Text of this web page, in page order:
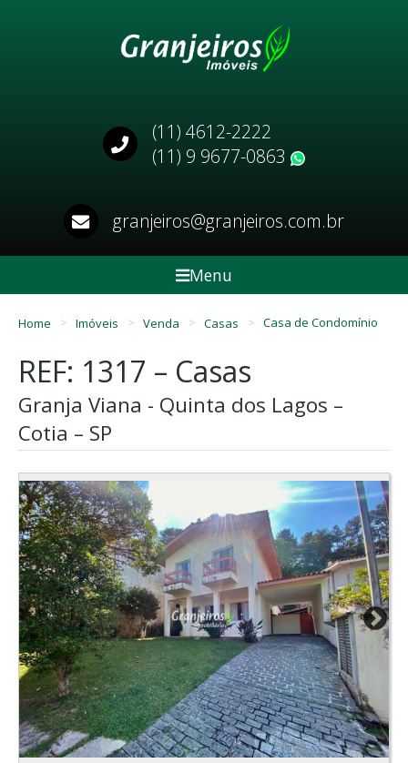
(11) 4612-2222
(11) 9 9677-0863
granjeiros@granjeiros.com.br
Menu
Home Imóveis Venda Casas Casa de Condomínio
REF: 1317 – Casas
Granja Viana - Quinta dos Lagos –
Cotia – SP